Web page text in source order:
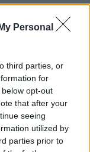
Personal
third parties, or
for
opt-out
that after your
seeing
utilized by
parties prior to
també
musical de les